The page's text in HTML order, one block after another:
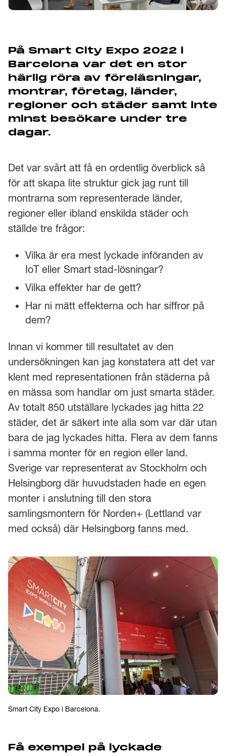
På Smart City Expo 2022 i
Barcelona var det en stor
härlig röra av föreläsningar,
montrar, företag, länder,
regioner och städer samt inte
minst besökare under tre
dagar.
Det var svårt att få en ordentlig överblick så
för att skapa lite struktur gick jag runt till
montrarna som representerade länder,
regioner eller ibland enskilda städer och
ställde tre frågor:
Vilka är era mest lyckade införanden av
IoT eller Smart stad-lösningar?
Vilka effekter har de gett?
Har ni mätt effekterna och har siffror på
dem?
Innan vi kommer till resultatet av den
undersökningen kan jag konstatera att det var
klent med representationen från städerna på
en mässa som handlar om just smarta städer.
Av totalt 850 utställare lyckades jag hitta 22
städer, det är säkert inte alla som var där utan
bara de jag lyckades hitta. Flera av dem fanns
i samma monter för en region eller land.
Sverige var representerat av Stockholm och
Helsingborg där huvudstaden hade en egen
monter i anslutning till den stora
samlingsmontern för Norden+ (Lettland var
med också) där Helsingborg fanns med.
Smart City Expo i Barcelona.
Få exempel på lyckade